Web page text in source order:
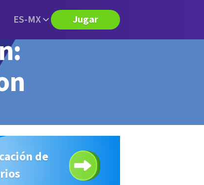
ES-MX Jugar
de